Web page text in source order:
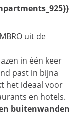
uit de
in één keer
past in bijna
het ideaal voor
en hotels.
buitenwanden